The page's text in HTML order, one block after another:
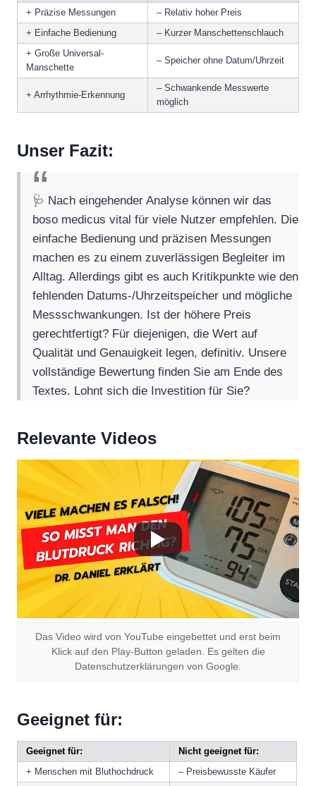
+ Präzise Messungen
– Relativ hoher Preis
+ Einfache Bedienung
– Kurzer Manschettenschlauch
+ Große Universal-
Manschette
– Speicher ohne Datum/Uhrzeit
+ Arrhythmie-Erkennung
– Schwankende Messwerte
möglich
Unser Fazit:
🩺 Nach eingehender Analyse können wir das
boso medicus vital für viele Nutzer empfehlen. Die
einfache Bedienung und präzisen Messungen
machen es zu einem zuverlässigen Begleiter im
Alltag. Allerdings gibt es auch Kritikpunkte wie den
fehlenden Datums-/Uhrzeitspeicher und mögliche
Messschwankungen. Ist der höhere Preis
gerechtfertigt? Für diejenigen, die Wert auf
Qualität und Genauigkeit legen, definitiv. Unsere
vollständige Bewertung finden Sie am Ende des
Textes. Lohnt sich die Investition für Sie?
Relevante Videos
Das Video wird von YouTube eingebettet und erst beim
Klick auf den Play-Button geladen. Es gelten die
Datenschutzerklärungen von Google.
Geeignet für:
Geeignet für:
Nicht geeignet für:
+ Menschen mit Bluthochdruck
– Preisbewusste Käufer